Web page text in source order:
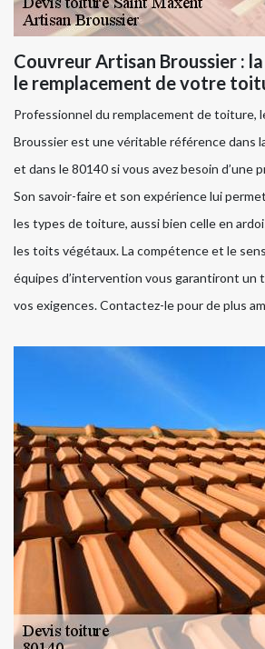
Couvreur Artisan Broussier :
le remplacement de votre
Professionnel du remplacement de toiture,
Broussier est une véritable référence dans
et dans le 80140 si vous avez besoin d’une
Son savoir-faire et son expérience lui
les types de toiture, aussi bien celle en
les toits végétaux. La compétence et le
équipes d’intervention vous garantiront un
vos exigences. Contactez-le pour de plus